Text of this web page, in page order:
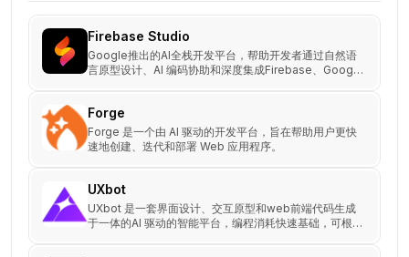
Firebase Studio
Google推出的AI全栈开发平台，帮助开发者通过自然语
言原型设计、AI 编码协助和深度集成Firebase、Google
Forge
Forge 是一个由 AI 驱动的开发平台，旨在帮助用户更快
速地创建、迭代和部署 Web 应用程序。
UXbot
UXbot 是一套界面设计、交互原型和web前端代码生成
于一体的AI 驱动的智能平台，编程消耗快速基础，可根据